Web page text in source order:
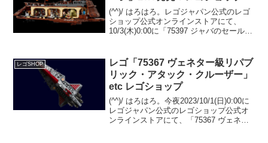
(^^)/ はろはろ。レゴジャパン公式のレゴ
ショップ公式オンラインストアにて、
10/3(木)0:00に「75397 ジャバのセール・
得レートで...
レゴSHOP
レゴ「75367 ヴェネター級リパブ
リック・アタック・クルーザー」
etc レゴショップ
(^^)/ はろはろ。今夜2023/10/1(日)0:00に
レゴジャパン公式のレゴショップ公式オ
ンラインストアにて、「75367 ヴェネタ